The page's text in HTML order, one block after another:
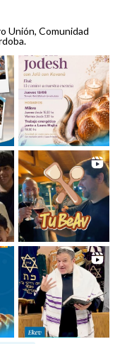
Unión, Comunidad